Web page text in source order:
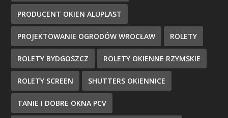
PRODUCENT OKIEN ALUPLAST
PROJEKTOWANIE OGRODÓW WROCŁAW ROLETY
ROLETY BYDGOSZCZ ROLETY OKIENNE RZYMSKIE
ROLETY SCREEN SHUTTERS OKIENNICE
TANIE I DOBRE OKNA PCV